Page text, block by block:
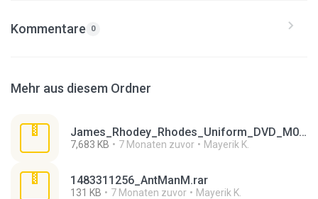
Kommentare 0
Mehr aus diesem Ordner
James_Rhodey_Rhodes_Uniform_DVD_M05A.rar
7,683 KB 7 Monaten zuvor Mayerik K.
1483311256_AntManM.rar
131 KB 7 Monaten zuvor Mayerik K.